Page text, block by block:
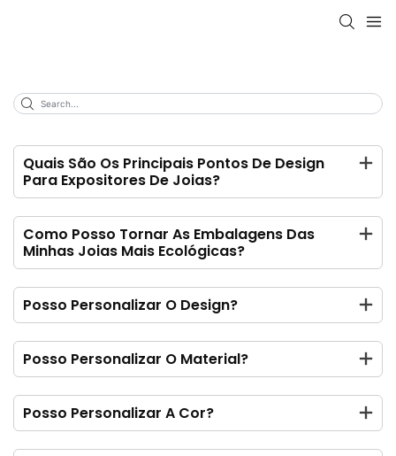
Quais São Os Principais Pontos De Design
Para Expositores De Joias?
Como Posso Tornar As Embalagens Das
Minhas Joias Mais Ecológicas?
Posso Personalizar O Design?
Posso Personalizar O Material?
Posso Personalizar A Cor?